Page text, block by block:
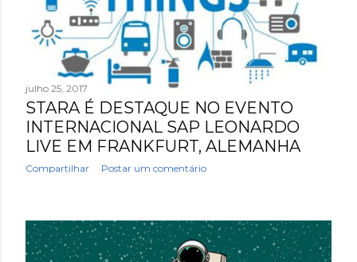
e
n
s
julho 25, 2017
STARA É DESTAQUE NO EVENTO
INTERNACIONAL SAP LEONARDO
LIVE EM FRANKFURT, ALEMANHA
Compartilhar Postar um comentário